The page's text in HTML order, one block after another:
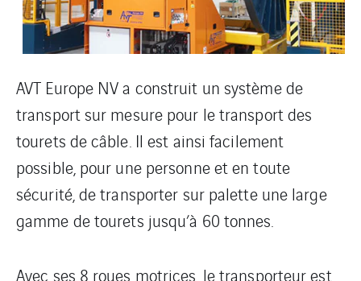
AVT Europe NV a construit un système de
transport sur mesure pour le transport des
tourets de câble. Il est ainsi facilement
possible, pour une personne et en toute
sécurité, de transporter sur palette une large
gamme de tourets jusqu’à 60 tonnes.
Avec ses 8 roues motrices, le transporteur est